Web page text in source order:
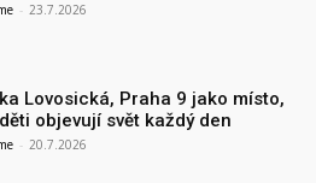
- 23.7.2026
Lovosická, Praha 9 jako místo,
objevují svět každý den
- 20.7.2026